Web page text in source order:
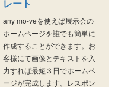
レート
any mo-veを使えば展示会の
ホームページを誰でも簡単に
作成することができます。お
客様にて画像とテキストを入
力すれば最短３日でホームペ
ージが完成します。レスポン